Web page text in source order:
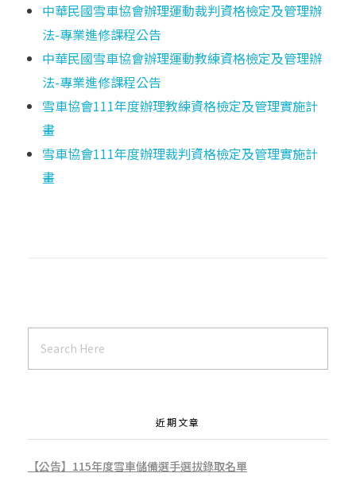
中華民國雪車協會辦理運動裁判資格檢定及管理辦
法-專業進修課程公告
中華民國雪車協會辦理運動教練資格檢定及管理辦
法-專業進修課程公告
雪車協會111年度辦理教練資格檢定及管理實施計
畫
雪車協會111年度辦理裁判資格檢定及管理實施計
畫
近期文章
【公告】115年度雪車儲備選手選拔錄取名單